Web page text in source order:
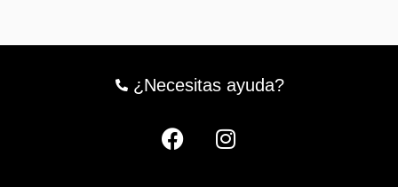
¿Necesitas ayuda?